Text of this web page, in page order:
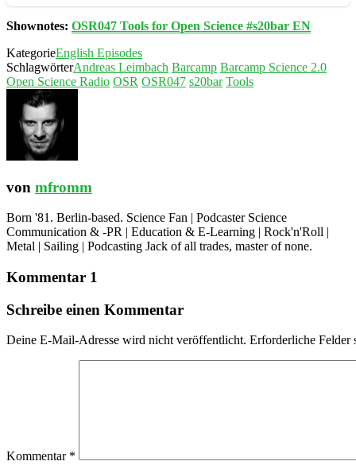
Shownotes: OSR047 Tools for Open Science #s20bar EN
KategorieEnglish Episodes
SchlagwörterAndreas Leimbach Barcamp Barcamp Science 2.0
Open Science Radio OSR OSR047 s20bar Tools
von mfromm
Born '81. Berlin-based. Science Fan | Podcaster Science
Communication & -PR | Education & E-Learning | Rock'n'Roll |
Metal | Sailing | Podcasting Jack of all trades, master of none.
Kommentar 1
Schreibe einen Kommentar
Deine E-Mail-Adresse wird nicht veröffentlicht. Erforderliche Felder
Kommentar *